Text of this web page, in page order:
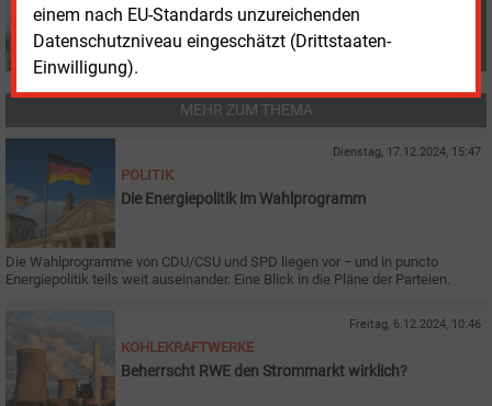
einem nach EU-Standards unzureichenden
Datenschutzniveau eingeschätzt (Drittstaaten-
Einwilligung).
MEHR ZUM THEMA
Dienstag, 17.12.2024, 15:47
POLITIK
Die Energiepolitik im Wahlprogramm
Die Wahlprogramme von CDU/CSU und SPD liegen vor − und in puncto
Energiepolitik teils weit auseinander. Eine Blick in die Pläne der Parteien.
Freitag, 6.12.2024, 10:46
KOHLEKRAFTWERKE
Beherrscht RWE den Strommarkt wirklich?